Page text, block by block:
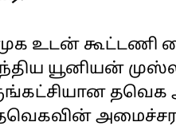
உடன்
யூனியன்